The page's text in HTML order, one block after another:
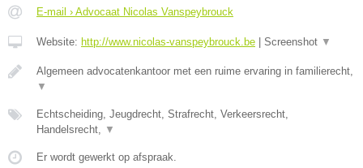
E-mail › Advocaat Nicolas Vanspeybrouck
Website: http://www.nicolas-vanspeybrouck.be Screenshot ▼
Algemeen advocatenkantoor met een ruime ervaring in familierecht,
▼
Echtscheiding, Jeugdrecht, Strafrecht, Verkeersrecht,
Handelsrecht,
▼
Er wordt gewerkt op afspraak.